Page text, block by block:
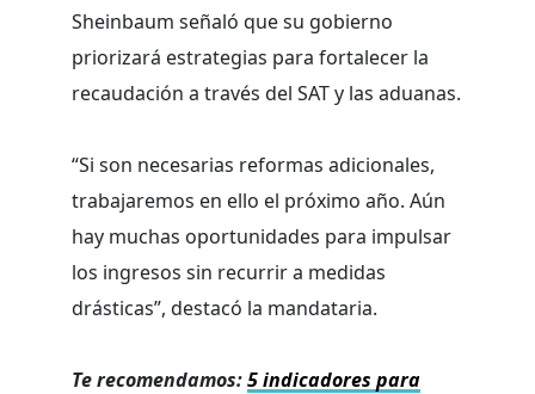
Sheinbaum señaló que su gobierno
priorizará estrategias para fortalecer la
recaudación a través del SAT y las aduanas.
“Si son necesarias reformas adicionales,
trabajaremos en ello el próximo año. Aún
hay muchas oportunidades para impulsar
los ingresos sin recurrir a medidas
drásticas”, destacó la mandataria.
Te recomendamos:5 indicadores para